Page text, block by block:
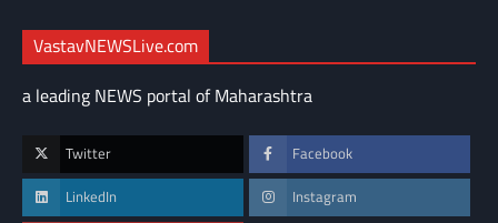
VastavNEWSLive.com
a leading NEWS portal of Maharashtra
Twitter Facebook
LinkedIn Instagram